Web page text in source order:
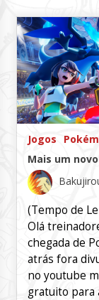
Jogos
Mais um
(Tempo de
Olá
chegada de
atrás fora
no youtube
gratuito para